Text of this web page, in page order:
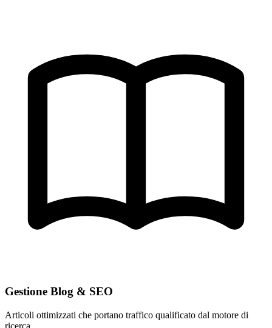
Gestione Blog & SEO
Articoli ottimizzati che portano traffico qualificato dal motore di
ricerca.